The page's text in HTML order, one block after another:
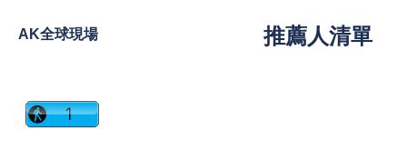
推薦人清單
AK全球現場